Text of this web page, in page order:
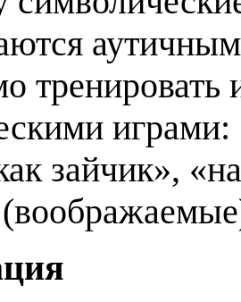
играми:
зайчик»,